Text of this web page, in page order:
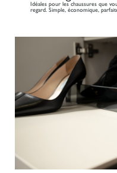
Idéales pour les chaussures que
regard. Simple, économique,